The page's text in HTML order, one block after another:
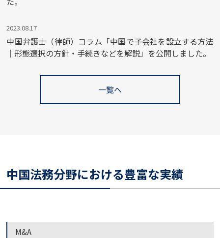
2023.08.17
中国弁護士（律師）コラム「中国で子会社を設立する方法
｜形態選択の方針・手続きなどを解説」を公開しました。
一覧へ
中国法務分野における豊富な実績
M&A